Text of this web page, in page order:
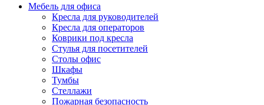
Мебель для офиса
Кресла для руководителей
Кресла для операторов
Коврики под кресла
Стулья для посетителей
Столы офис
Шкафы
Тумбы
Стеллажи
Пожарная безопасность